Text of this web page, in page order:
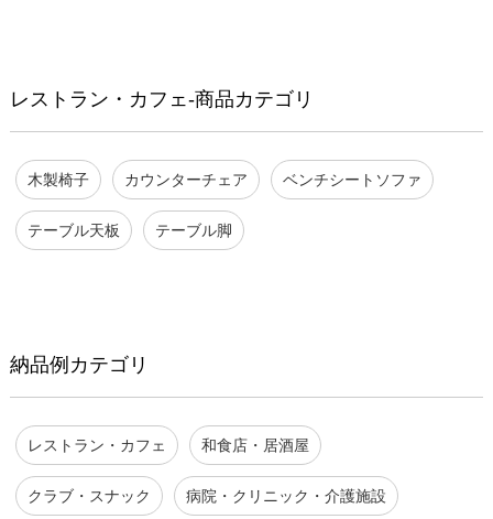
レストラン・カフェ-商品カテゴリ
木製椅子 カウンターチェア ベンチシートソファ
テーブル天板 テーブル脚
納品例カテゴリ
レストラン・カフェ 和食店・居酒屋
クラブ・スナック 病院・クリニック・介護施設